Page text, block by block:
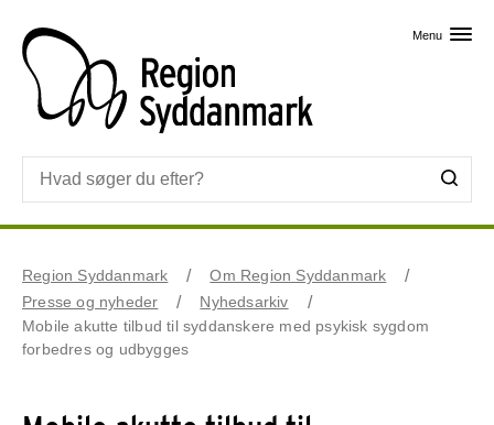
Menu
Region Syddanmark
Om Region Syddanmark
Presse og nyheder
Nyhedsarkiv
Mobile akutte tilbud til syddanskere med psykisk sygdom
forbedres og udbygges